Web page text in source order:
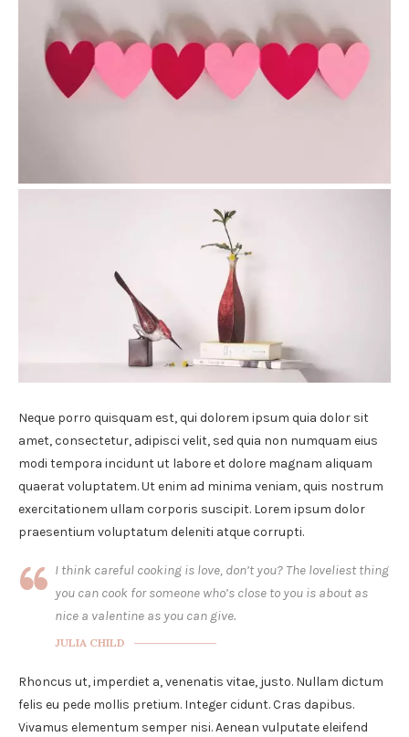
Neque porro quisquam est, qui dolorem ipsum quia dolor sit
amet, consectetur, adipisci velit, sed quia non numquam eius
modi tempora incidunt ut labore et dolore magnam aliquam
quaerat voluptatem. Ut enim ad minima veniam, quis nostrum
exercitationem ullam corporis suscipit. Lorem ipsum dolor
praesentium voluptatum deleniti atque corrupti.
I think careful cooking is love, don’t you? The loveliest thing
you can cook for someone who’s close to you is about as
nice a valentine as you can give.
JULIA CHILD
Rhoncus ut, imperdiet a, venenatis vitae, justo. Nullam dictum
felis eu pede mollis pretium. Integer cidunt. Cras dapibus.
Vivamus elementum semper nisi. Aenean vulputate eleifend